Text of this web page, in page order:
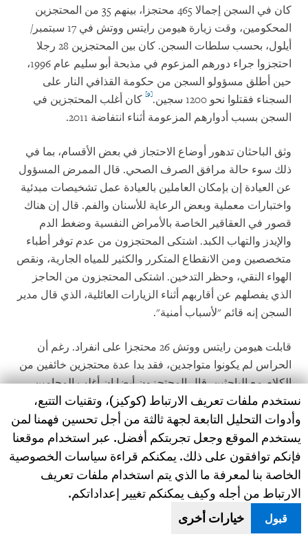
كان في السجن إجمالا 465 محتجزا، بينهم 35 من المحتجزين
المحكومين، وقت زيارة هيومن رايتس ووتش في 17 سبتمبر/
أيلول، بحسب سلطات السجن. كان بين المحتجزين 28 رجلا
احتجزوا جراء دورهم المزعوم في مذبحة أبو سليم عام 1996،
حين أطلق مسؤولو السجن من حكومة القذافي النار على
السجناء فقتلوا نحو 1200 سجين.
[9] كان أغلب المحتجزين في
السجن بسبب أدوارهم المزعومة أثناء انتفاضة 2011.
وثق الباحثان تدهور أوضاع الاحتجاز في بعض الأقسام، بما في
ذلك سوء حالة مرافق الصرف الصحي. قال الممرض المسؤول
عن العيادة إن بإمكان العاملين بالعيادة عمل تشخيصات مبدئية
واختبارات معملية وبعض الرعاية للأسنان والفم. قال إن هناك
قصور في العقاقير الخاصة بالأمراض النفسية وضغط الدم
والإيدز والتهاب الكبد. اشتكى المحتجزون من عدم توفر أطباء
متخصصين ومن الانقطاع المتكرر والكثير للمياه الجارية، ونقص
الهواء النقي، وحظر التدخين. اشتكى المحتجزون من الحاجز
الذي يفصلهم عن أقاربهم أثناء الزيارات العائلية، الذي قال مدير
السجن إنه قائم "لأسباب أمنية".
قابلت هيومن رايتس ووتش 26 محتجزا على انفراد. رغم أن
الحراس لم يكونوا متواجدين، فقد بدا عدة محتجزين خائفين من
الكلام مع الباحثين. قال المحتجزون أيضا إن أغلب المحامين
يخشون زيارة موكليهم في السجن، ما لم يكونوا على صلات
طيبة بالحراس.
قال 12 محتجزا إن الحراس كثيرا ما يعلقون المحتجزين من
أذرعهم لساعات طويلة، أو يضربونهم بالكابلات والأنابيب
البلاستيكية أو يصعقوهم بالكهرباء. كما قال المحتجزون إن
الحراس كثيرا ما قاموا بوضعهم في الحبس الانفرادي، وفي
Human Rights Watch cookie preferences
نستخدم ملفات تعريف الارتباط (كوكيز)، وتقنيات التتبع،
وأدوات التحليل التابعة لجهة ثالثة من أجل تحسين فهمنا لمن
يستخدم الموقع وجعل تجربتكم أفضل. عبر استخدام موقعنا
فإنكم توافقون على ذلك. يمكنكم قراءة سياسات الخصوصية
الخاصة بنا لمعرفة ما الذي يتم استخدام ملفات تعريف
الارتباط من أجله وكيف يمكنكم تغيير إعداداتكم.
قبول خيارات أخرى